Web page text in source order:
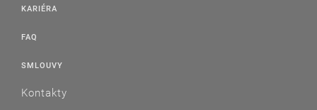
KARIÉRA
FAQ
SMLOUVY
Kontakty